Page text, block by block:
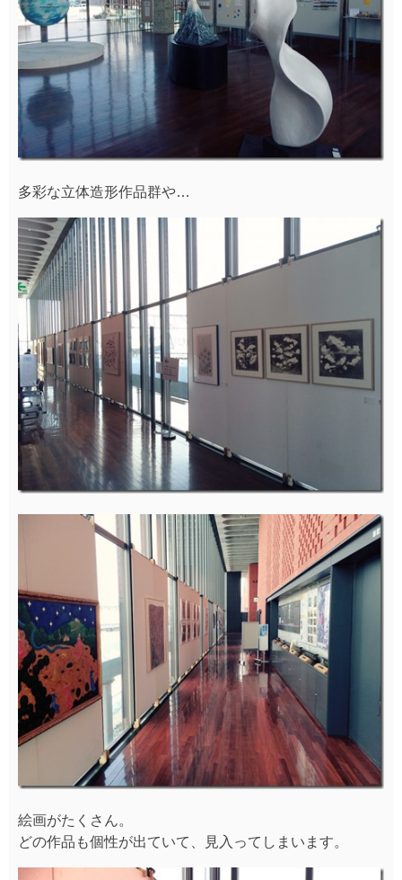
多彩な立体造形作品群や…
絵画がたくさん。
どの作品も個性が出ていて、見入ってしまいます。